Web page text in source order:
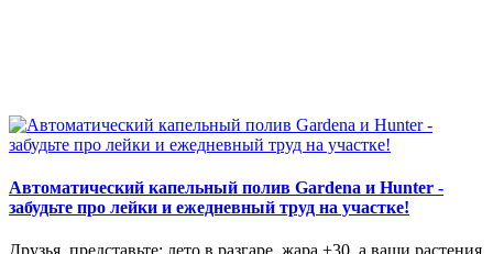
Автоматический капельный полив Gardena и Hunter -
забудьте про лейки и ежедневный труд на участке!